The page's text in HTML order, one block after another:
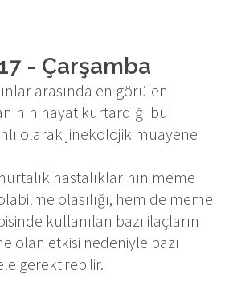
- Çarşamba
arasında en görülen
hayat kurtardığı bu
olarak jinekolojik muayene
hastalıklarının meme
olasılığı, hem de meme
kullanılan bazı ilaçların
olan etkisi nedeniyle bazı
gerektirebilir.